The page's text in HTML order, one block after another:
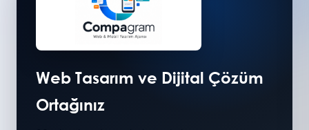
Web Tasarım ve Dijital Çözüm
Ortağınız